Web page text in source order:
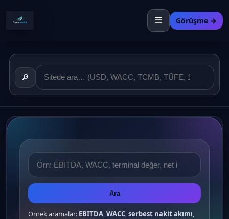
☰ Görüşme →
🔎
Ara
Örnek aramalar: EBITDA,WACC,serbest nakit akımı,